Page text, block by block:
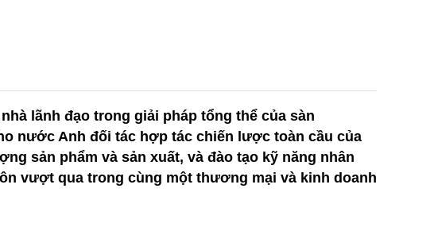
lãnh đạo trong giải pháp tổng thể của sàn
nước Anh đối tác hợp tác chiến lược toàn cầu của
sản phẩm và sản xuất, và đào tạo kỹ năng nhân
vượt qua trong cùng một thương mại và kinh doanh